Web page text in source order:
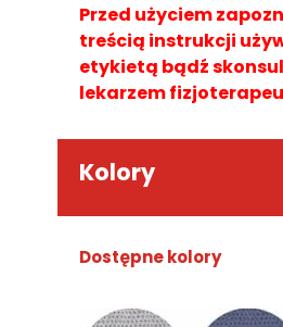
Przed użyciem
treścią instrukcji
etykietą bądź
lekarzem
Kolory
Dostępne kolory